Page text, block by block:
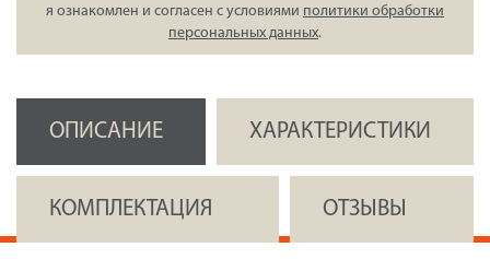
я ознакомлен и согласен с условиями политики обработки
персональных данных.
ОПИСАНИЕ ХАРАКТЕРИСТИКИ
КОМПЛЕКТАЦИЯ ОТЗЫВЫ